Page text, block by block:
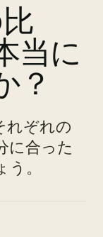
比
当に
？
れぞれの
に合った
。